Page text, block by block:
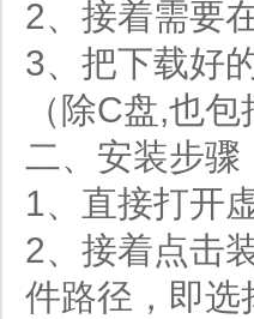
2、接着需要
3、把下载好
（除C盘,也包
二、安装步骤
1、直接打开
2、接着点击
件路径，即选